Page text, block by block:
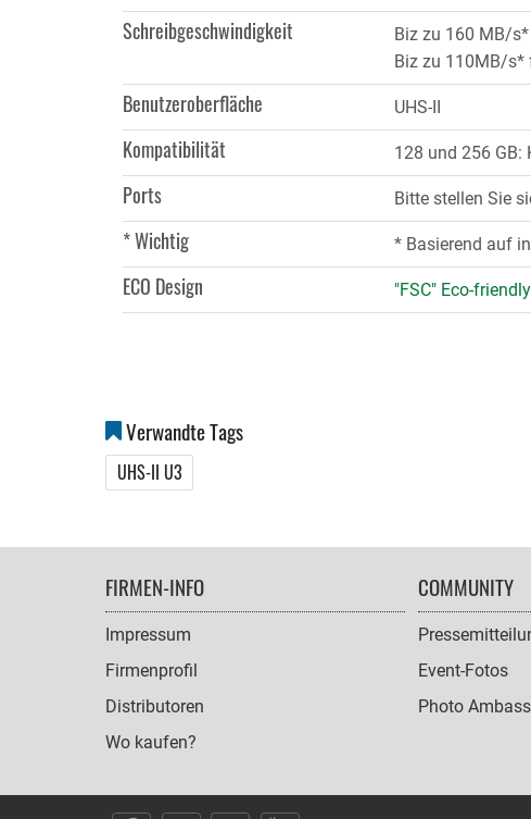
Schreibgeschwindigkeit
Biz zu 160 MB/
Biz zu 110MB/s*
Benutzeroberfläche UHS-II
Kompatibilität 128 und 256 GB:
Ports Bitte stellen Sie
* Wichtig * Basierend auf
ECO Design "FSC" Eco-
Verwandte Tags
UHS-II U3
FOOTER
NAVIGATION
FIRMEN-INFO
Impressum
Firmenprofil
Distributoren
Wo kaufen?
COMMUNITY
Event-Fotos
Photo